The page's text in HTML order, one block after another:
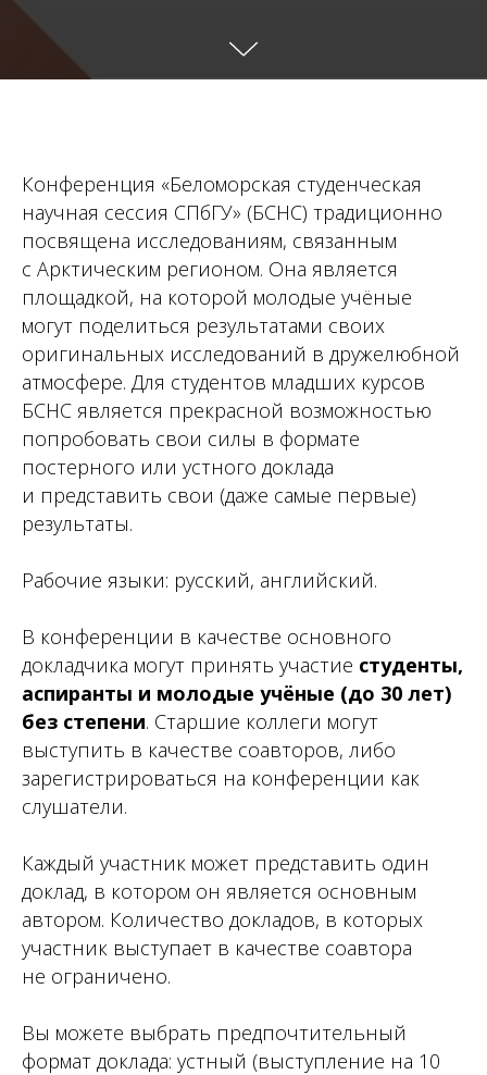
Конференция «Беломорская студенческая
научная сессия СПбГУ» (БСНС) традиционно
посвящена исследованиям, связанным
с Арктическим регионом. Она является
площадкой, на которой молодые учёные
могут поделиться результатами своих
оригинальных исследований в дружелюбной
атмосфере. Для студентов младших курсов
БСНС является прекрасной возможностью
попробовать свои силы в формате
постерного или устного доклада
и представить свои (даже самые первые)
результаты.
Рабочие языки: русский, английский.
В конференции в качестве основного
докладчика могут принять участие студенты,
аспиранты и молодые учёные (до 30 лет)
без степени. Старшие коллеги могут
выступить в качестве соавторов, либо
зарегистрироваться на конференции как
слушатели.
Каждый участник может представить один
доклад, в котором он является основным
автором. Количество докладов, в которых
участник выступает в качестве соавтора
не ограничено.
Вы можете выбрать предпочтительный
формат доклада: устный (выступление на 10